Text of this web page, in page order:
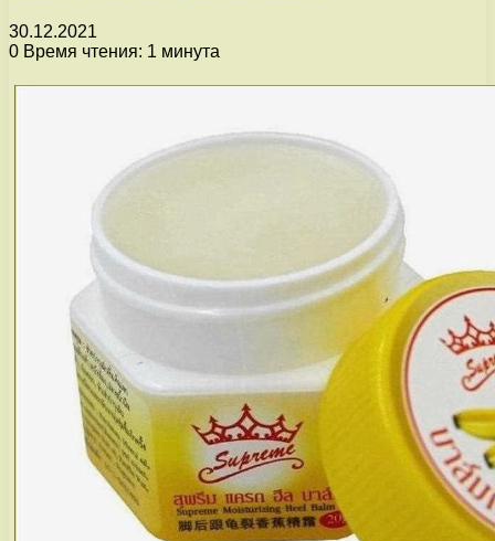
30.12.2021
0 Время чтения: 1 минута